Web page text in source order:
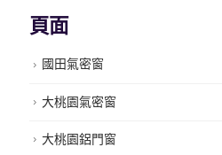
頁面
國田氣密窗
大桃園氣密窗
大桃園鋁門窗